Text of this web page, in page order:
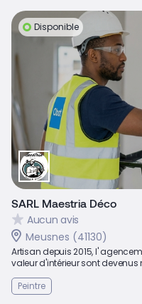
Disponible
SARL Maestria Déco
Aucun avis
Meusnes (41130)
Artisan depuis 2015, l'
valeur d'intérieur sont devenus
Peintre